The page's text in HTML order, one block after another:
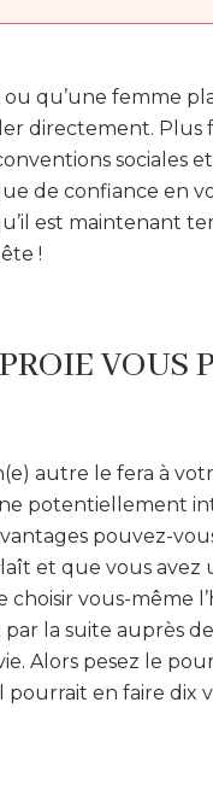
ou qu’une femme
directement. Plus
sociales
de confiance en
est maintenant
!
VOUS
autre le fera à
potentiellement
pouvez-
et que vous
choisir vous-même
la suite auprès
Alors pesez le
pourrait en faire dix